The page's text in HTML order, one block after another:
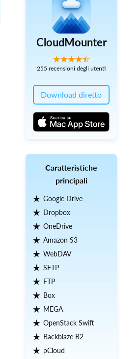
CloudMounter
255 recensioni degli utenti
Download diretto
Caratteristiche
principali
Google Drive
Dropbox
OneDrive
Amazon S3
WebDAV
SFTP
FTP
Box
MEGA
OpenStack Swift
Backblaze B2
pCloud